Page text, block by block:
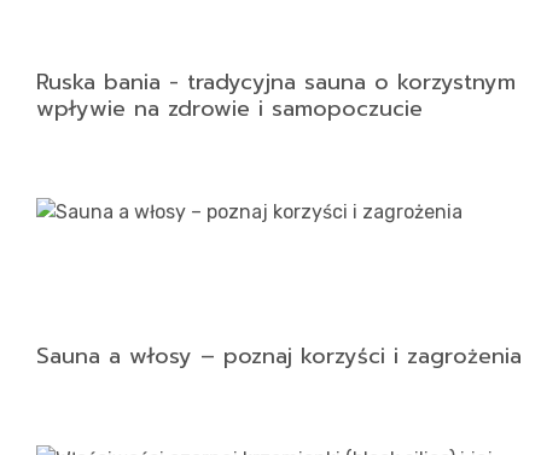
Ruska bania - tradycyjna sauna o korzystnym
wpływie na zdrowie i samopoczucie
Sauna a włosy – poznaj korzyści i zagrożenia